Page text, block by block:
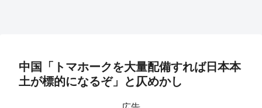
中国「トマホークを大量配備すれば日本本
土が標的になるぞ」と仄めかし